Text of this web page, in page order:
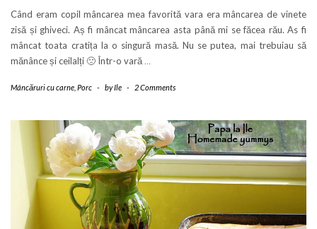
Când eram copil mâncarea mea favorită vara era mâncarea de vinete
zisă și ghiveci. Aș fi mâncat mâncarea asta până mi se făcea rău. As fi
mâncat toata cratița la o singură masă. Nu se putea, mai trebuiau să
mănânce și ceilalți 🙁 Într-o vară …
Mâncăruri cu carne Porc - byIle - 2 Comments